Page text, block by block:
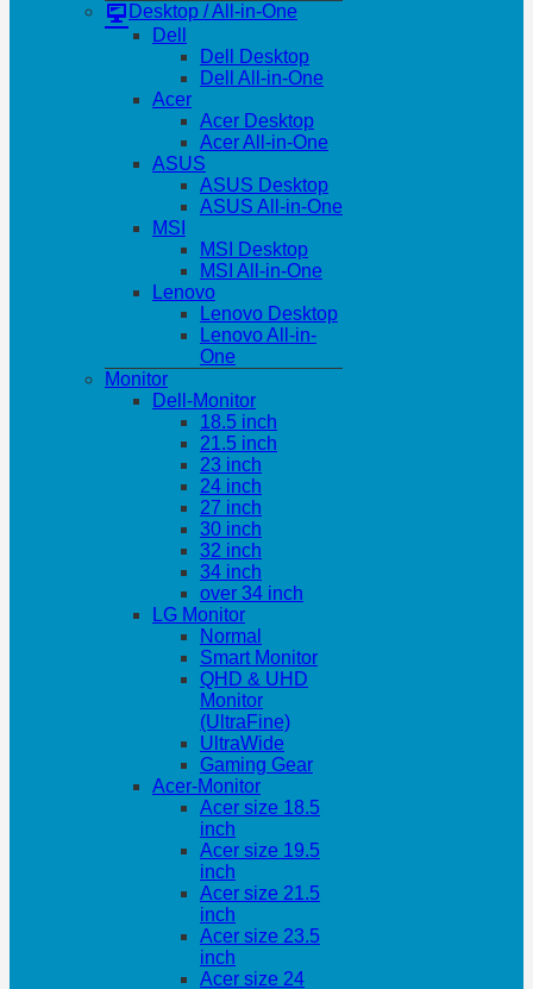
Desktop / All-in-One
Dell
Dell Desktop
Dell All-in-One
Acer
Acer Desktop
Acer All-in-One
ASUS
ASUS Desktop
ASUS All-in-One
MSI
MSI Desktop
MSI All-in-One
Lenovo
Lenovo Desktop
Lenovo All-in-
One
Monitor
Dell-Monitor
18.5 inch
21.5 inch
23 inch
24 inch
27 inch
30 inch
32 inch
34 inch
over 34 inch
LG Monitor
Normal
Smart Monitor
QHD & UHD
Monitor
(UltraFine)
UltraWide
Gaming Gear
Acer-Monitor
Acer size 18.5
inch
Acer size 19.5
inch
Acer size 21.5
inch
Acer size 23.5
inch
Acer size 24